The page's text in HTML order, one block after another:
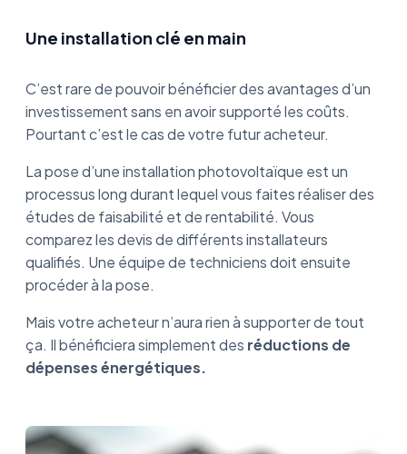
Une installation clé en main
C’est rare de pouvoir bénéficier des avantages d’un
investissement sans en avoir supporté les coûts.
Pourtant c’est le cas de votre futur acheteur.
La pose d’une installation photovoltaïque est un
processus long durant lequel vous faites réaliser des
études de faisabilité et de rentabilité. Vous
comparez les devis de différents installateurs
qualifiés. Une équipe de techniciens doit ensuite
procéder à la pose.
Mais votre acheteur n’aura rien à supporter de tout
ça. Il bénéficiera simplement des réductions de
dépenses énergétiques.